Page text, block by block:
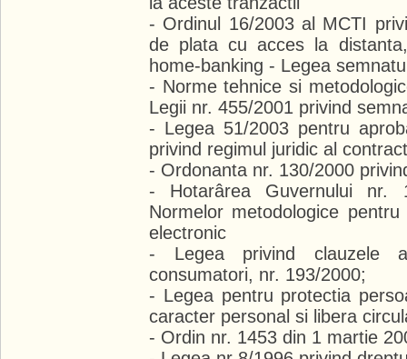
- Ordinul 16/2003 al MCTI
de plata cu acces la
home-banking - Legea
- Norme tehnice si
Legii nr. 455/2001 privind
- Legea 51/2003 pentru
privind regimul juridic al
- Ordonanta nr. 130/2000
- Hotarârea Guvernului nr.
Normelor metodologice
electronic
- Legea privind clauzele
consumatori, nr. 193/2000;
- Legea pentru protectia
caracter personal si libera
- Ordin nr. 1453 din 1 martie